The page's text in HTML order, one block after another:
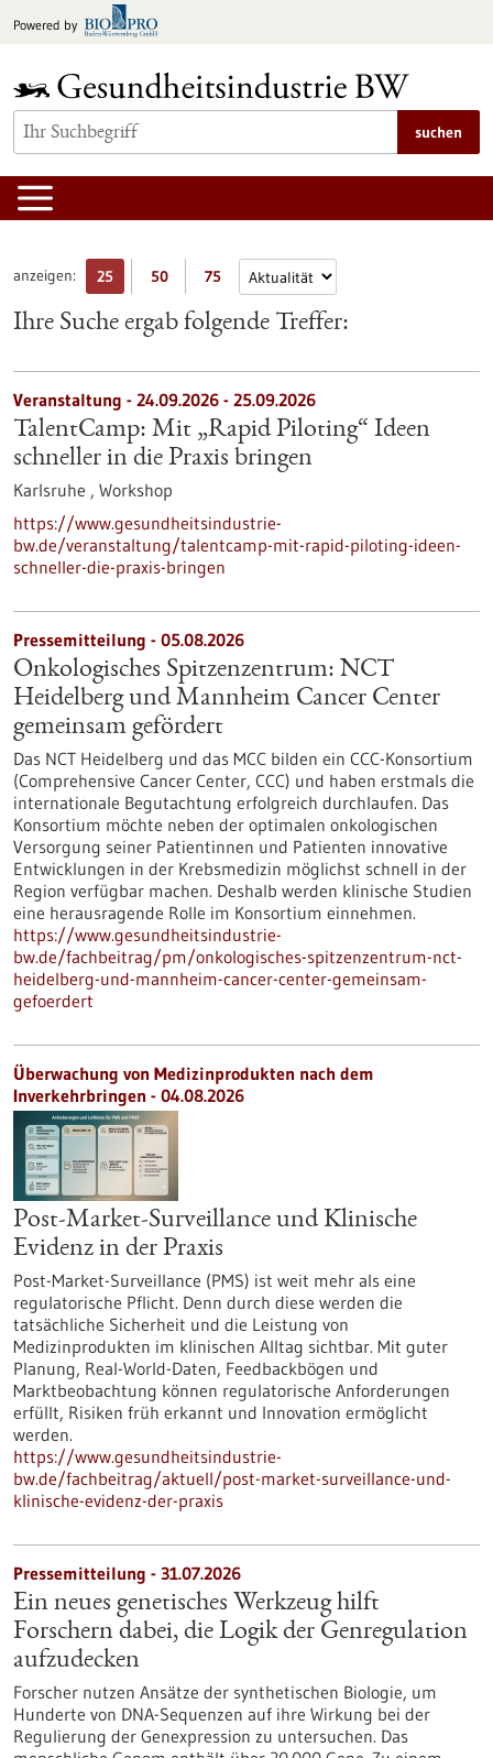
Inhalt
Powered by
suchen
anzeigen: 25 50 75
Ihre Suche ergab folgende Treffer:
Veranstaltung - 24.09.2026 - 25.09.2026
TalentCamp: Mit „Rapid Piloting“ Ideen
schneller in die Praxis bringen
Karlsruhe , Workshop
https://www.gesundheitsindustrie-
bw.de/veranstaltung/talentcamp-mit-rapid-piloting-ideen-
schneller-die-praxis-bringen
Pressemitteilung - 05.08.2026
Onkologisches Spitzenzentrum: NCT
Heidelberg und Mannheim Cancer Center
gemeinsam gefördert
Das NCT Heidelberg und das MCC bilden ein CCC-Konsortium
(Comprehensive Cancer Center, CCC) und haben erstmals die
internationale Begutachtung erfolgreich durchlaufen. Das
Konsortium möchte neben der optimalen onkologischen
Versorgung seiner Patientinnen und Patienten innovative
Entwicklungen in der Krebsmedizin möglichst schnell in der
Region verfügbar machen. Deshalb werden klinische Studien
eine herausragende Rolle im Konsortium einnehmen.
https://www.gesundheitsindustrie-
bw.de/fachbeitrag/pm/onkologisches-spitzenzentrum-nct-
heidelberg-und-mannheim-cancer-center-gemeinsam-
gefoerdert
Überwachung von Medizinprodukten nach dem
Inverkehrbringen - 04.08.2026
Post-Market-Surveillance und Klinische
Evidenz in der Praxis
Post-Market-Surveillance (PMS) ist weit mehr als eine
regulatorische Pflicht. Denn durch diese werden die
tatsächliche Sicherheit und die Leistung von
Medizinprodukten im klinischen Alltag sichtbar. Mit guter
Planung, Real-World-Daten, Feedbackbögen und
Marktbeobachtung können regulatorische Anforderungen
erfüllt, Risiken früh erkannt und Innovation ermöglicht
werden.
https://www.gesundheitsindustrie-
bw.de/fachbeitrag/aktuell/post-market-surveillance-und-
klinische-evidenz-der-praxis
Pressemitteilung - 31.07.2026
Ein neues genetisches Werkzeug hilft
Forschern dabei, die Logik der Genregulation
aufzudecken
Forscher nutzen Ansätze der synthetischen Biologie, um
Hunderte von DNA-Sequenzen auf ihre Wirkung bei der
Regulierung der Genexpression zu untersuchen. Das